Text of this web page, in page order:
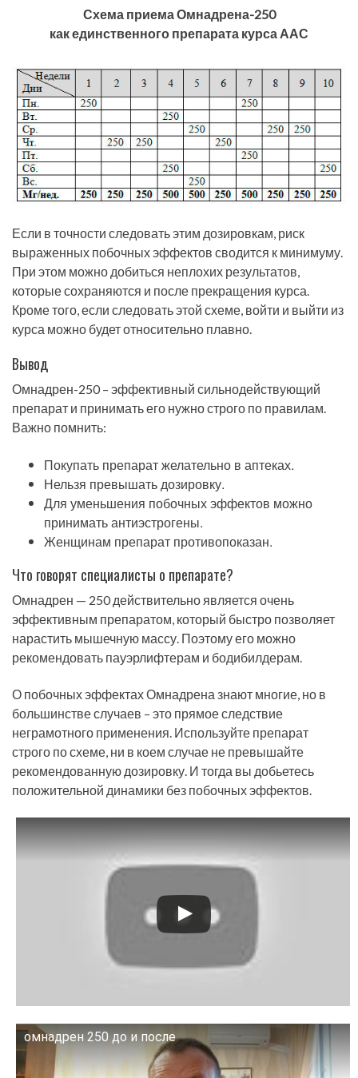
Схема приема Омнадрена-250
как единственного препарата курса ААС
Если в точности следовать этим дозировкам, риск
выраженных побочных эффектов сводится к минимуму.
При этом можно добиться неплохих результатов,
которые сохраняются и после прекращения курса.
Кроме того, если следовать этой схеме, войти и выйти из
курса можно будет относительно плавно.
Вывод
Омнадрен-250 – эффективный сильнодействующий
препарат и принимать его нужно строго по правилам.
Важно помнить:
Покупать препарат желательно в аптеках.
Нельзя превышать дозировку.
Для уменьшения побочных эффектов можно
принимать антиэстрогены.
Женщинам препарат противопоказан.
Что говорят специалисты о препарате?
Омнадрен — 250 действительно является очень
эффективным препаратом, который быстро позволяет
нарастить мышечную массу. Поэтому его можно
рекомендовать пауэрлифтерам и бодибилдерам.
О побочных эффектах Омнадрена знают многие, но в
большинстве случаев – это прямое следствие
неграмотного применения. Используйте препарат
строго по схеме, ни в коем случае не превышайте
рекомендованную дозировку. И тогда вы добьетесь
положительной динамики без побочных эффектов.
Смотрите это видео на YouTube
омнадрен 250 до и после
Смотрите это видео на YouTube